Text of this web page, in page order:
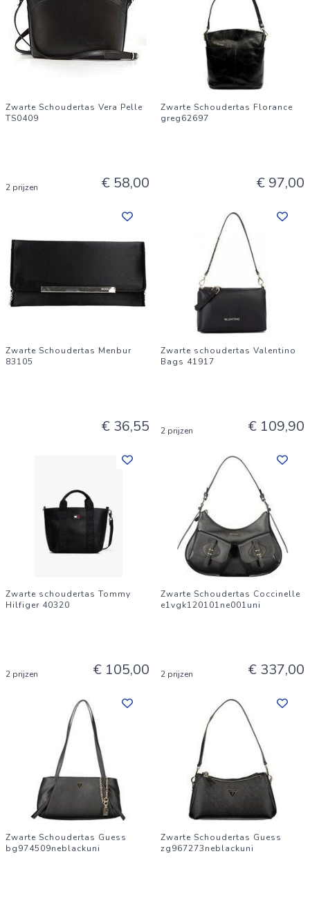
Zwarte Schoudertas Vera Pelle
TS0409
2 prijzen € 58,00
Zwarte Schoudertas Florance
greg62697
€ 97,00
Zwarte Schoudertas Menbur
83105
€ 36,55
Zwarte schoudertas Valentino
Bags 41917
2 prijzen € 109,90
Zwarte schoudertas Tommy
Hilfiger 40320
2 prijzen € 105,00
Zwarte Schoudertas Coccinelle
e1vgk120101ne001uni
2 prijzen € 337,00
Zwarte Schoudertas Guess
bg974509neblackuni
Zwarte Schoudertas Guess
zg967273neblackuni